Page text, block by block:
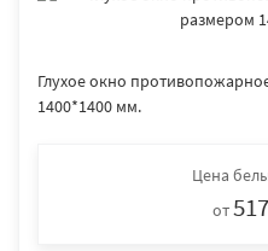
Глухое окно
1400*1400 мм.
Цена
от